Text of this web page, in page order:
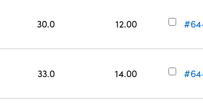
30.0 12.00
33.0 14.00